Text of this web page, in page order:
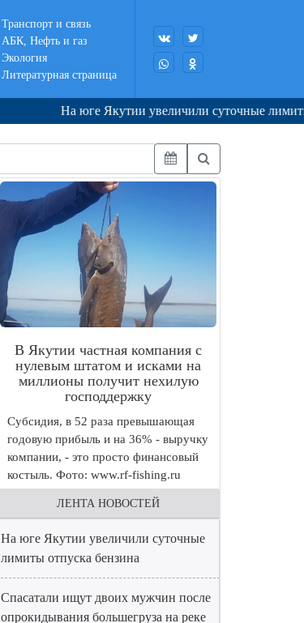
Транспорт и связь
АБК, Нефть и газ
Экология
Литературная страница
На юге Якутии увеличили суточные лимиты
В Якутии частная компания с
нулевым штатом и исками на
миллионы получит нехилую
господдержку
Субсидия, в 52 раза превышающая
годовую прибыль и на 36% - выручку
компании, - это просто финансовый
костыль. Фото: www.rf-fishing.ru
ЛЕНТА НОВОСТЕЙ
На юге Якутии увеличили суточные
лимиты отпуска бензина
Спасатали ищут двоих мужчин после
опрокидывания большегруза на реке